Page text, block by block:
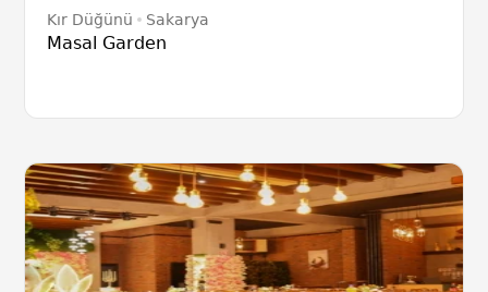
Kır Düğünü Sakarya
Masal Garden